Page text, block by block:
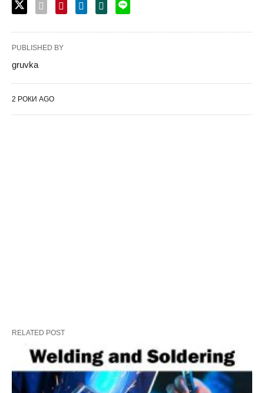
PUBLISHED BY
gruvka
2 РОКИ AGO
RELATED POST